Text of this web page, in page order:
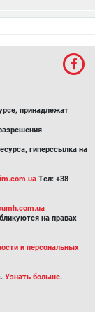
принадлежат
гиперссылка на
Тел: +38
на правах
и персональных
Узнать больше.